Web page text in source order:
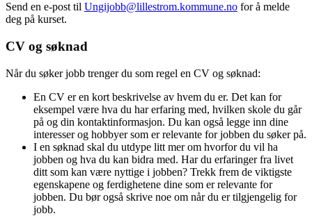
Send en e-post til Ungijobb@lillestrom.kommune.no for å melde
deg på kurset.
CV og søknad
Når du søker jobb trenger du som regel en CV og søknad:
En CV er en kort beskrivelse av hvem du er. Det kan for
eksempel være hva du har erfaring med, hvilken skole du går
på og din kontaktinformasjon. Du kan også legge inn dine
interesser og hobbyer som er relevante for jobben du søker på.
I en søknad skal du utdype litt mer om hvorfor du vil ha
jobben og hva du kan bidra med. Har du erfaringer fra livet
ditt som kan være nyttige i jobben? Trekk frem de viktigste
egenskapene og ferdighetene dine som er relevante for
jobben. Du bør også skrive noe om når du er tilgjengelig for
jobb.